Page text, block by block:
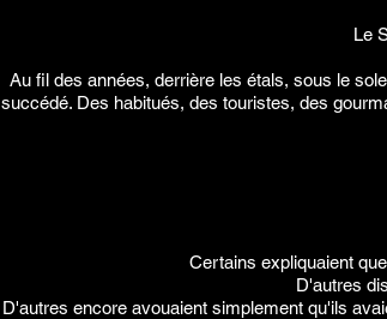
Le
Au fil des années, derrière les étals, sous le
succédé. Des habitués, des touristes, des
Certains expliquaient
D'autres
D'autres encore avouaient simplement qu'ils